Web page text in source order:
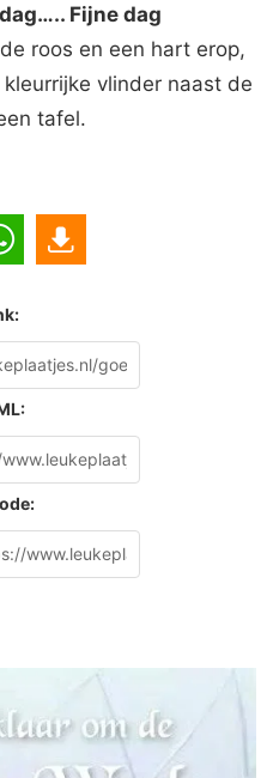
Fijne dag
roos en een hart erop,
vlinder naast de
tafel.